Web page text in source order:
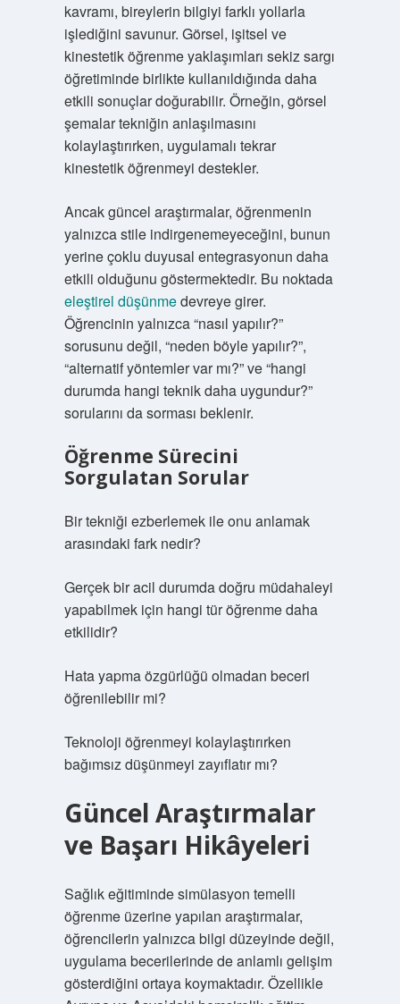
kavramı, bireylerin bilgiyi farklı yollarla
işlediğini savunur. Görsel, işitsel ve
kinestetik öğrenme yaklaşımları sekiz sargı
öğretiminde birlikte kullanıldığında daha
etkili sonuçlar doğurabilir. Örneğin, görsel
şemalar tekniğin anlaşılmasını
kolaylaştırırken, uygulamalı tekrar
kinestetik öğrenmeyi destekler.
Ancak güncel araştırmalar, öğrenmenin
yalnızca stile indirgenemeyeceğini, bunun
yerine çoklu duyusal entegrasyonun daha
etkili olduğunu göstermektedir. Bu noktada
eleştirel düşünmedevreye girer.
Öğrencinin yalnızca “nasıl yapılır?”
sorusunu değil, “neden böyle yapılır?”,
“alternatif yöntemler var mı?” ve “hangi
durumda hangi teknik daha uygundur?”
sorularını da sorması beklenir.
Öğrenme Sürecini
Sorgulatan Sorular
Bir tekniği ezberlemek ile onu anlamak
arasındaki fark nedir?
Gerçek bir acil durumda doğru müdahaleyi
yapabilmek için hangi tür öğrenme daha
etkilidir?
Hata yapma özgürlüğü olmadan beceri
öğrenilebilir mi?
Teknoloji öğrenmeyi kolaylaştırırken
bağımsız düşünmeyi zayıflatır mı?
Güncel Araştırmalar
ve Başarı Hikâyeleri
Sağlık eğitiminde simülasyon temelli
öğrenme üzerine yapılan araştırmalar,
öğrencilerin yalnızca bilgi düzeyinde değil,
uygulama becerilerinde de anlamlı gelişim
gösterdiğini ortaya koymaktadır. Özellikle